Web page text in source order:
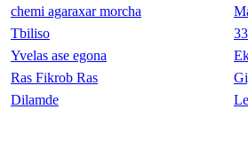
chemi agaraxar morcha
Tbiliso
Yvelas ase egona
Ras Fikrob Ras
Dilamde